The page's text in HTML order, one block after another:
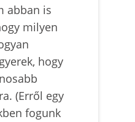
abban is
milyen
hogy
(Erről egy
fogunk